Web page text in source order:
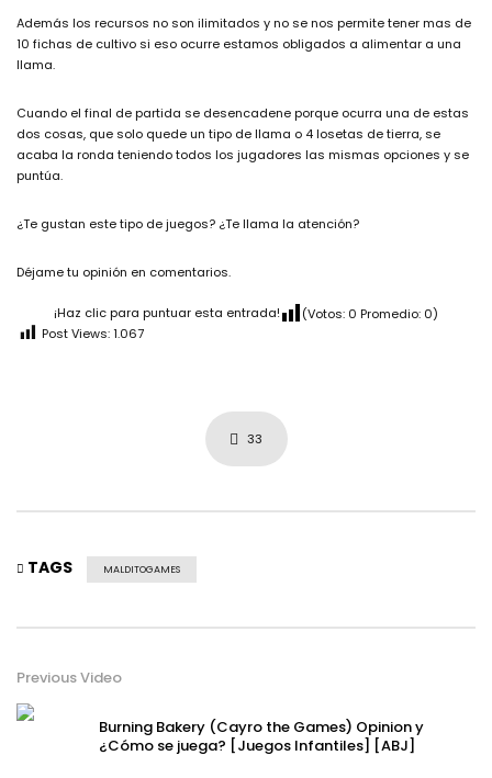
Además los recursos no son ilimitados y no se nos permite tener mas de
10 fichas de cultivo si eso ocurre estamos obligados a alimentar a una
llama.
Cuando el final de partida se desencadene porque ocurra una de estas
dos cosas, que solo quede un tipo de llama o 4 losetas de tierra, se
acaba la ronda teniendo todos los jugadores las mismas opciones y se
puntúa.
¿Te gustan este tipo de juegos? ¿Te llama la atención?
Déjame tu opinión en comentarios.
¡Haz clic para puntuar esta entrada! (Votos: 0 Promedio: 0)
Post Views:1.067
33
TAGS MALDITOGAMES
Previous Video
Burning Bakery (Cayro the Games) Opinion y
¿Cómo se juega? [Juegos Infantiles] [ABJ]